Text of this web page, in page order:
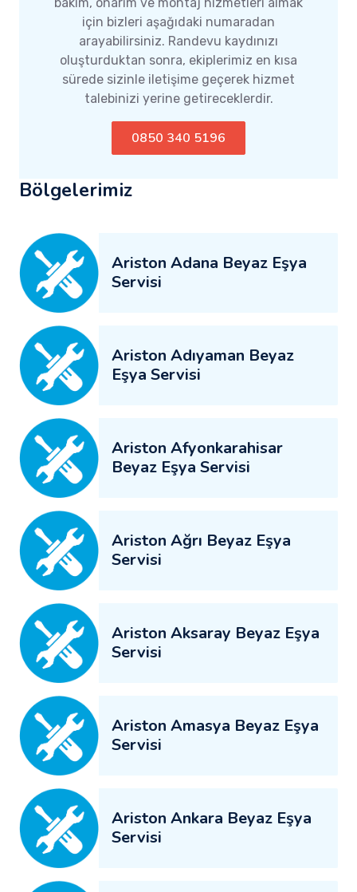
için bizleri aşağıdaki numaradan
arayabilirsiniz. Randevu kaydınızı
oluşturduktan sonra, ekiplerimiz en kısa
sürede sizinle iletişime geçerek hizmet
talebinizi yerine getireceklerdir.
0850 340 5196
Bölgelerimiz
Ariston Adana Beyaz Eşya
Servisi
Ariston Adıyaman Beyaz
Eşya Servisi
Ariston Afyonkarahisar
Beyaz Eşya Servisi
Ariston Ağrı Beyaz Eşya
Servisi
Ariston Aksaray Beyaz Eşya
Servisi
Ariston Amasya Beyaz Eşya
Servisi
Ariston Ankara Beyaz Eşya
Servisi